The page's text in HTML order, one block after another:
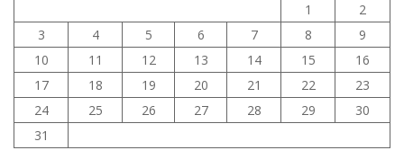
1
2
3
4 5 6 7 8
9
10
11 12 13 14 15
16
17
18 19 20 21 22
23
24
25 26 27 28 29
30
31